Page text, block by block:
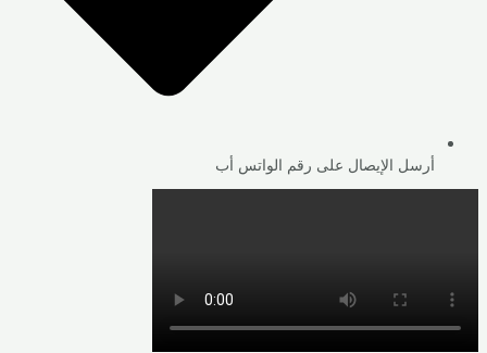
أرسل الإيصال على رقم الواتس أب